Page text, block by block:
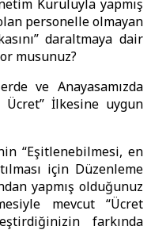
Kuruluyla yapmış
personelle olmayan
daraltmaya dair
musunuz?
ve Anayasamızda
İlkesine uygun
“Eşitlenebilmesi, en
için Düzenleme
yapmış olduğunuz
mevcut “Ücret
farkında